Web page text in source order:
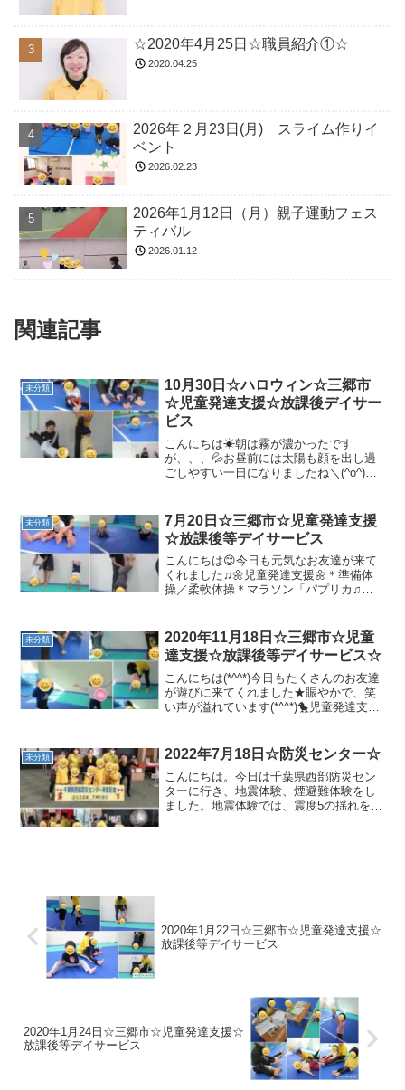
☆2020年4月25日☆職員紹介①☆
2020.04.25
2026年２月23日(月) スライム作りイ
ベント
2026.02.23
2026年1月12日（月）親子運動フェス
ティバル
2026.01.12
関連記事
未分類
10月30日☆ハロウィン☆三郷市
☆児童発達支援☆放課後デイサー
ビス
こんにちは☀朝は霧が濃かったです
が、、、💦お昼前には太陽も顔を出し過
ごしやすい一日になりましたね＼(^o^)／
🎃準備体操🎃壁倒立みんなしっかりと体
を支えることが出来て...
未分類
7月20日☆三郷市☆児童発達支援
☆放課後等デイサービス
こんにちは😊今日も元気なお友達が来て
くれました♫🌼児童発達支援🌼＊準備体
操／柔軟体操＊マラソン「パプリカ♫」
少しずつがんばっていきましょう☆彡＊
絵カード＊サーキッ...
未分類
2020年11月18日☆三郷市☆児童
達支援☆放課後等デイサービス☆
こんにちは(*^^*)今日もたくさんのお友達
が遊びに来てくれました★賑やかで、笑
い声が溢れています(*^^*)🐤児童発達支援
ド/トランポリン楽しみながらやっていま
未分類 2022年7月18日☆防災センター☆
こんにちは。今日は千葉県西部防災セン
ターに行き、地震体験、煙避難体験をし
ました。地震体験では、震度5の揺れを体
2020年1月22日☆三郷市☆児童発達支援☆
放課後等デイサービス
2020年1月24日☆三郷市☆児童発達支援☆
放課後等デイサービス